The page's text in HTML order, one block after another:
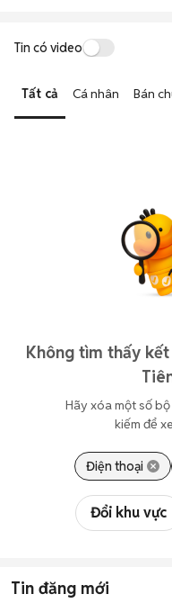
Tin có video
Tất cả Cá nhân Bán
Không tìm thấy
Hãy xóa một số
kiếm để
Điện thoại
Đổi khu vực
Tin đăng mới